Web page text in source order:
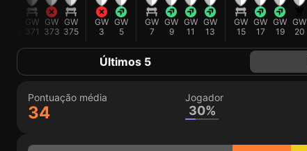
GW
371
GW
373
GW
375
GW
3
GW
5
GW
7
GW
9
GW
11
GW
13
GW
15
GW
17
GW
19
GW
20
Últimos 5
Pontuação média
34
Jogador
30%